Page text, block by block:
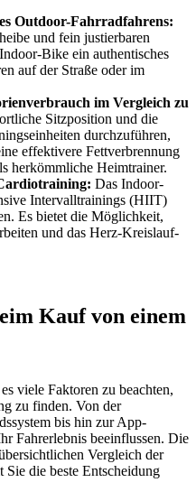
Outdoor-Fahrradfahrens:
und fein justierbaren
Bike ein authentisches
auf der Straße oder im
im Vergleich zu
Sitzposition und die
durchzuführen,
effektivere Fettverbrennung
herkömmliche Heimtrainer.
Das Indoor-
Intervalltrainings (HIIT)
Es bietet die Möglichkeit,
und das Herz-Kreislauf-
Kauf von einem
viele Faktoren zu beachten,
zu finden. Von der
bis hin zur App-
Fahrerlebnis beeinflussen. Die
Vergleich der
die beste Entscheidung